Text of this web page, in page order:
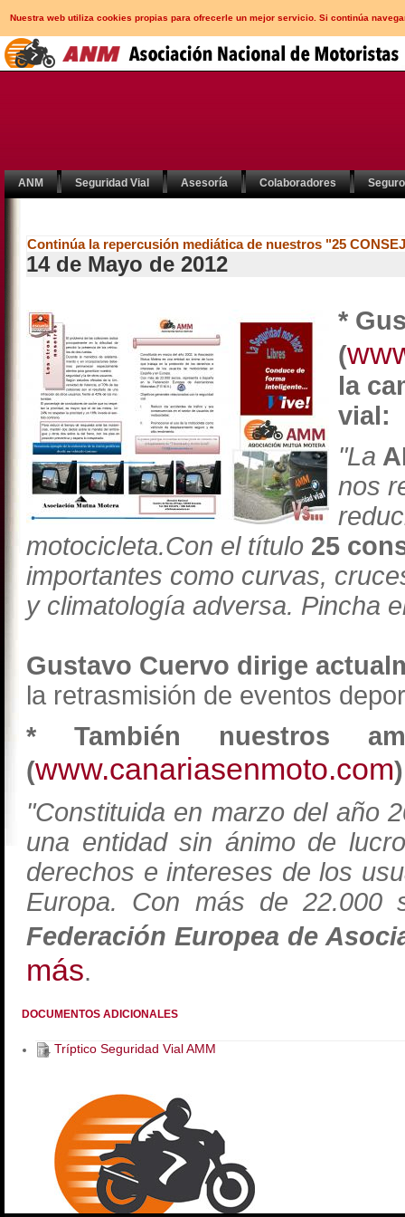
Nuestra web utiliza cookies propias para ofrecerle un mejor servicio. Si continúa
ANM Seguridad Vial Asesoría Colaboradores
Continúa la repercusión mediática de nuestros "25
14 de Mayo de 2012
*
(
la
vial:
"La
nos
motocicleta.Con el título 25
importantes como curvas,
y climatología adversa. Pincha
Gustavo Cuervo dirige
la retrasmisión de eventos
* También nuestros
(www.canariasenmoto.com
"Constituida en marzo del año
una entidad sin ánimo de
derechos e intereses de los
Europa. Con más de 22.000
Federación Europea de
más.
DOCUMENTOS ADICIONALES
Tríptico Seguridad Vial AMM